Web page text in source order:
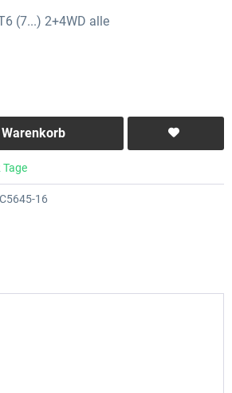
(7...) 2+4WD alle
Warenkorb
16